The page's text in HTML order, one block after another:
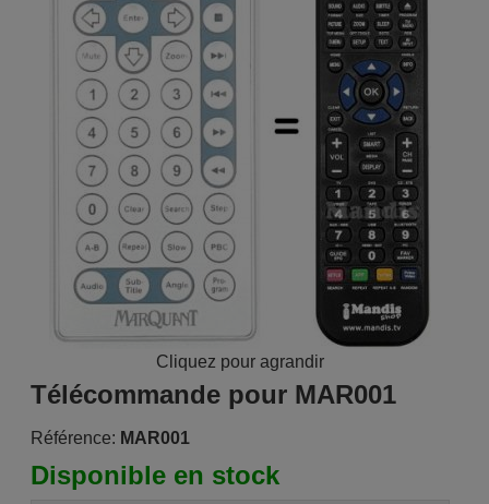
Cliquez pour agrandir
Télécommande pour MAR001
Référence: MAR001
Disponible en stock